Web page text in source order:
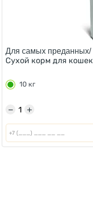
Для самых преданных/
Сухой корм для
10 кг
+
−